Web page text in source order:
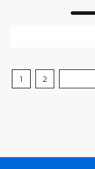
1 2